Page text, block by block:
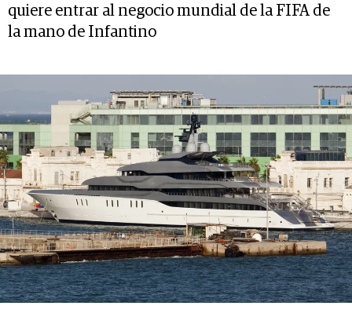
quiere entrar al negocio mundial de la FIFA de
la mano de Infantino